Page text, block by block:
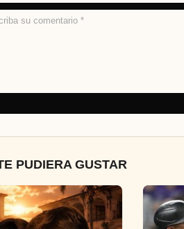
PUDIERA GUSTAR